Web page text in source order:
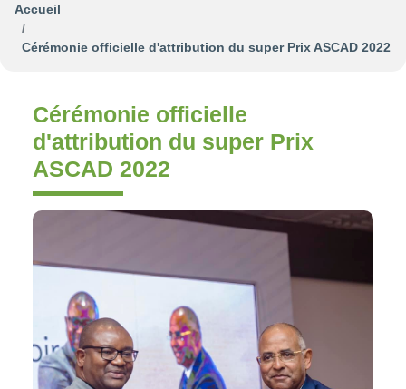
Accueil
Cérémonie officielle d'attribution du super Prix ASCAD 2022
Cérémonie officielle
d'attribution du super Prix
ASCAD 2022